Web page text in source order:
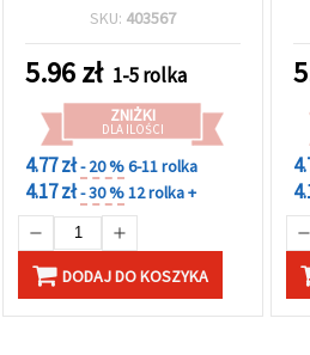
SKU: 403567
5.96zł 1-5 rolka
ZNIŻKI
DLA ILOŚCI
4.77 zł- 20 %6-11 rolka
4.17 zł- 30 %12 rolka +
DODAJ DO KOSZYKA